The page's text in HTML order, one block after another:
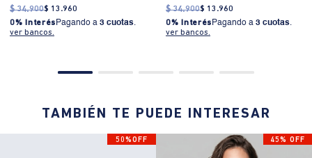
$ 34.900$ 13 .960
0% Interés Pagando a 3 cuotas.
ver bancos.
$ 34.900$ 13 .960
0% Interés Pagando a 3 cuotas.
ver bancos.
TAMBIÉN TE PUEDE INTERESAR
50%OFF 45% OFF